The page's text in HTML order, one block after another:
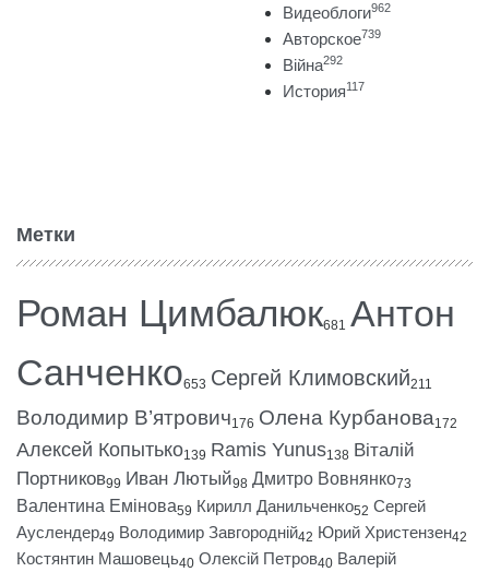
Видеоблоги962
Авторское739
Війна292
История117
Метки
Роман Цимбалюк681 Антон
Санченко653 Сергей Климовский211
Володимир В’ятрович176 Олена Курбанова172
Алексей Копытько139 Ramis Yunus138 Віталій
Портников99 Иван Лютый98 Дмитро Вовнянко73
Валентина Емінова59 Кирилл Данильченко52 Сергей
Ауслендер49 Володимир Завгородній42 Юрий Христензен42
Костянтин Машовець40 Олексій Петров40 Валерій